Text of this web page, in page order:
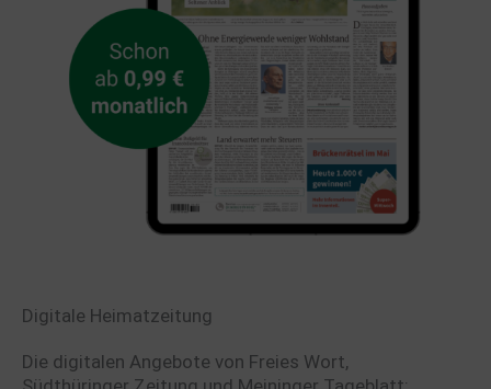
Digitale Heimatzeitung
Die digitalen Angebote von Freies Wort,